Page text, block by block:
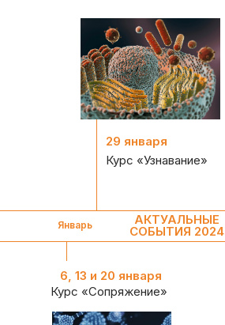
АКТУАЛЬНЫЕ
СОБЫТИЯ 2024
Январь
6, 13 и 20 января
Курс «Сопряжение»
29 января
Курс «Узнавание»